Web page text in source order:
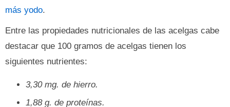
más yodo.
Entre las propiedades nutricionales de las acelgas cabe
destacar que 100 gramos de acelgas tienen los
siguientes nutrientes:
3,30 mg. de hierro.
1,88 g. de proteínas.